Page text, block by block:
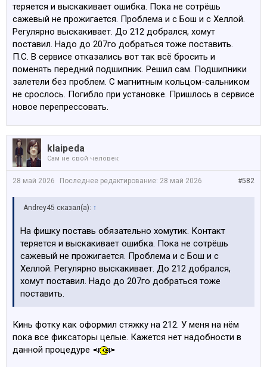
теряется и выскакивает ошибка. Пока не сотрёшь
сажевый не прожигается. Проблема и с Бош и с Хеллой.
Регулярно выскакивает. До 212 добрался, хомут
поставил. Надо до 207го добраться тоже поставить.
П.С. В сервисе отказались вот так всё бросить и
поменять передний подшипник. Решил сам. Подшипники
залетели без проблем. С магнитным кольцом-сальником
не срослось. Погибло при установке. Пришлось в сервисе
новое перепрессовать.
klaipeda
Сам не свой человек
#582
28 май 2026 Последнее редактирование: 28 май 2026
Andrey45 сказал(а): ↑
На фишку поставь обязательно хомутик. Контакт
теряется и выскакивает ошибка. Пока не сотрёшь
сажевый не прожигается. Проблема и с Бош и с
Хеллой. Регулярно выскакивает. До 212 добрался,
хомут поставил. Надо до 207го добраться тоже
поставить.
Кинь фотку как оформил стяжку на 212. У меня на нём
пока все фиксаторы целые. Кажется нет надобности в
данной процедуре